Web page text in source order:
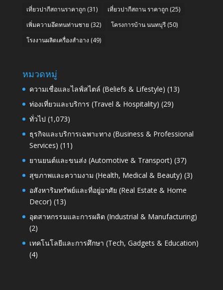
เที่ยวปากีสถานราคาถูก(31) เที่ยวปากีสถาน ราคาถูก(25)
เพิ่มความอึดทนท่านชาย (32) โครงการบ้าน นนทบุรี(50)
โรงงานผลิตเครื่องสำอาง (49)
หมวดหมู่
ความเชื่อและไลฟ์สไตล์ (Beliefs & Lifestyle) (13)
ท่องเที่ยวและบริการ (Travel & Hospitality) (29)
ทั่วไป (1,073)
ธุรกิจและบริการเฉพาะทาง (Business & Professional
Services) (11)
ยานยนต์และขนส่ง (Automotive & Transport) (37)
สุขภาพและความงาม (Health, Medical & Beauty) (3)
อสังหาริมทรัพย์และที่อยู่อาศัย (Real Estate & Home
Decor) (13)
อุตสาหกรรมและการผลิต (Industrial & Manufacturing)
(2)
เทคโนโลยีและการศึกษา (Tech, Gadgets & Education)
(4)